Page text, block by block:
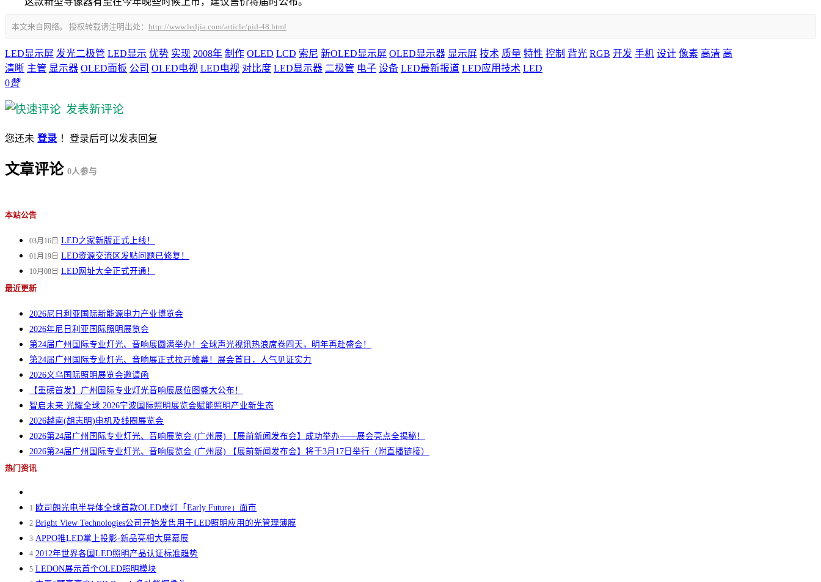
本文来自网络。 授权转载请注明出处： http://www.ledjia.com/article/pid-48.html
LED显示屏 发光二极管 LED显示 优势 实现 2008年 制作 OLED LCD 索尼 新OLED显示屏 OLED显示器 显示屏 技术 质量 特性 控制 背光 RGB 开发 手机 设计 像素 高清 高
清晰 主管 显示器 OLED面板 公司 OLED电视 LED电视 对比度 LED显示器 二极管 电子 设备 LED最新报道 LED应用技术 LED
0赞
发表新评论
您还未 登录 ！登录后可以发表回复
文章评论 0人参与
本站公告
03月16日 LED之家新版正式上线！
01月19日 LED资源交流区发贴问题已修复！
10月08日 LED网址大全正式开通！
最近更新
2026尼日利亚国际新能源电力产业博览会
2026年尼日利亚国际照明展览会
第24届广州国际专业灯光、音响展圆满举办！全球声光视讯热浪席卷四天，明年再赴盛会！
第24届广州国际专业灯光、音响展正式拉开帷幕！展会首日，人气见证实力
2026义乌国际照明展览会邀请函
【重磅首发】广州国际专业灯光音响展展位图盛大公布！
智启未来 光耀全球 2026宁波国际照明展览会赋能照明产业新生态
2026越南(胡志明)电机及线圈展览会
2026第24届广州国际专业灯光、音响展览会 (广州展) 【展前新闻发布会】成功举办——展会亮点全揭秘！
2026第24届广州国际专业灯光、音响展览会 (广州展) 【展前新闻发布会】将于3月17日举行（附直播链接）
热门资讯
1 欧司朗光电半导体全球首款OLED桌灯「Early Future」面市
2 Bright View Technologies公司开始发售用于LED照明应用的光管理薄膜
3 APPO推LED掌上投影-新品亮相大屏幕展
4 2012年世界各国LED照明产品认证标准趋势
5 LEDON展示首个OLED照明模块